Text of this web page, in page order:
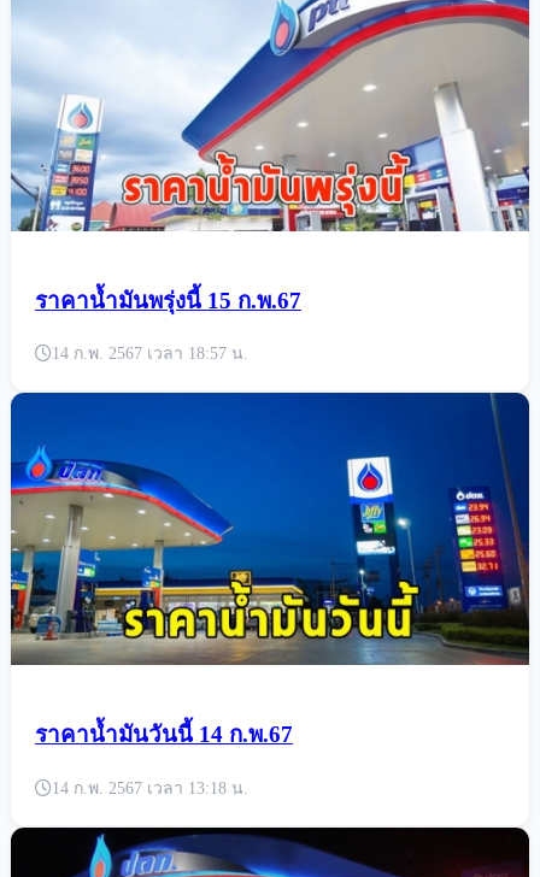
ราคาน้ำมันพรุ่งนี้ 15 ก.พ.67
14 ก.พ. 2567 เวลา 18:57 น.
ราคาน้ำมันวันนี้ 14 ก.พ.67
14 ก.พ. 2567 เวลา 13:18 น.